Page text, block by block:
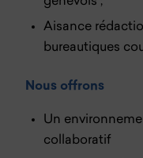
Aisance
bureautiques
Nous offrons
Un
collaboratif